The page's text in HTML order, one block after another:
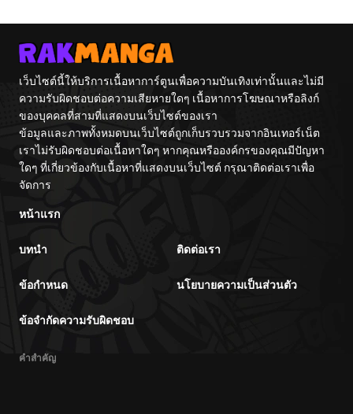
Tag
เว็บไซต์นี้ให้บริการเนื้อหาการ์ตูนเพื่อความบันเทิงเท่านั้นและไม่มี
ความรับผิดชอบต่อความเสียหายใดๆ เนื้อหาการโฆษณาหรือลิงก์
ของบุคคลที่สามที่แสดงบนเว็บไซต์ของเรา
ข้อมูลและภาพทั้งหมดบนเว็บไซต์ถูกเก็บรวบรวมจากอินเทอร์เน็ต
เราไม่รับผิดชอบต่อเนื้อหาใดๆ หากคุณหรือองค์กรของคุณมีปัญหา
ใดๆ ที่เกี่ยวข้องกับเนื้อหาที่แสดงบนเว็บไซต์ กรุณาติดต่อเราเพื่อ
จัดการ
หน้าแรก
บทนำ ติดต่อเรา
ข้อกำหนด นโยบายความเป็นส่วนตัว
ข้อจำกัดความรับผิดชอบ
คำสำคัญ